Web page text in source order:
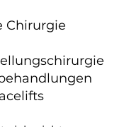
Chirurgie